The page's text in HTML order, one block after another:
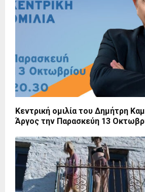
Κεντρική ομιλία του Δημήτρη
Άργος την Παρασκεύη 13